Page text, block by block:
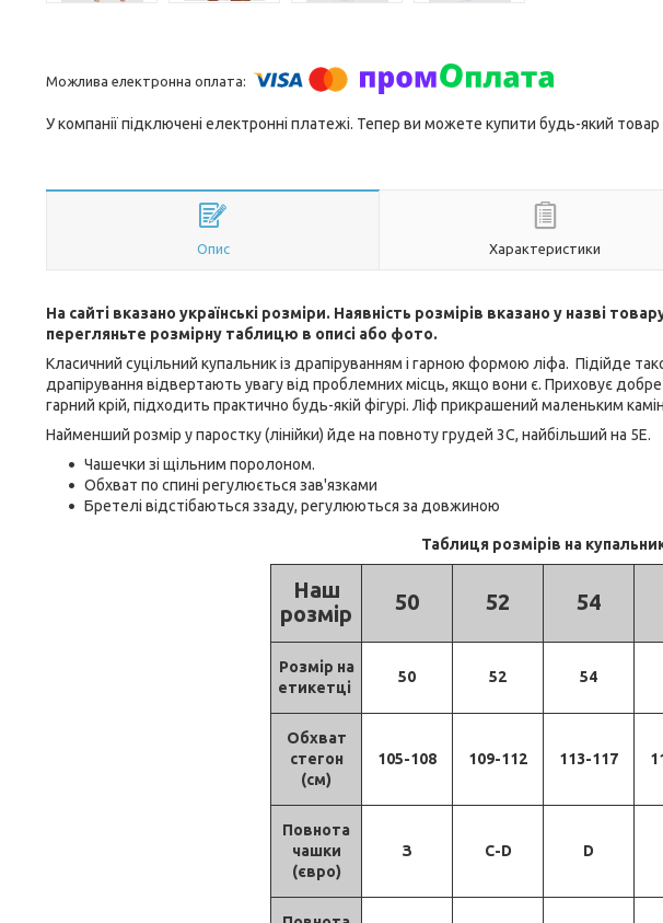
У компанії підключені електронні платежі. Тепер ви можете купити будь-який
Опис Характеристики
На сайті вказано українські розміри. Наявність розмірів вказано у назві
перегляньте розмірну таблицю в описі або фото.
Класичний суцільний купальник із драпіруванням і гарною формою ліфа. Підійде
драпірування відвертають увагу від проблемних місць, якщо вони є. Приховує
гарний крій, підходить практично будь-якій фігурі. Ліф прикрашений маленьким
Найменший розмір у паростку (лінійки) йде на повноту грудей 3С, найбільший на 5Е.
Чашечки зі щільним поролоном.
Обхват по спині регулюється зав'язками
Бретелі відстібаються ззаду, регулюються за довжиною
Таблиця розмірів на
Наш
розмір
50 52 54
Розмір на
етикетці
50 52 54
Обхват
стегон
(см)
105-108 109-112 113-117
Повнота
чашки
(євро)
З C-D D